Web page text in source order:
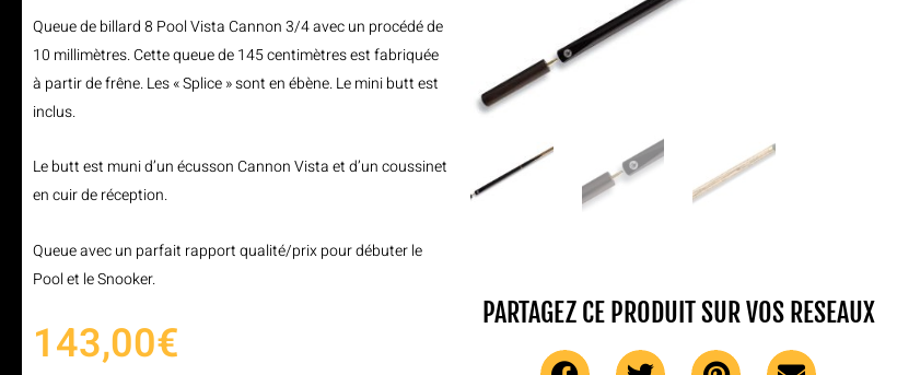
Queue de billard 8 Pool Vista Cannon 3/4 avec un procédé de
10 millimètres. Cette queue de 145 centimètres est fabriquée
à partir de frêne. Les « Splice » sont en ébène. Le mini butt est
inclus.
Le butt est muni d’un écusson Cannon Vista et d’un coussinet
en cuir de réception.
Queue avec un parfait rapport qualité/prix pour débuter le
Pool et le Snooker.
143,00€
PARTAGEZ CE PRODUIT SUR VOS RESEAUX